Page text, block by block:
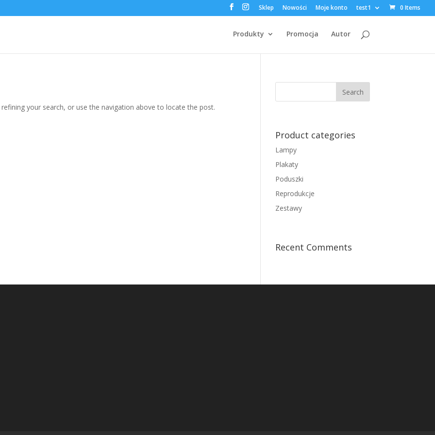
Sklep Nowości Moje konto test1 0 Items
Produkty Promocja Autor
your search, or use the navigation above to locate the post.
Product categories
Lampy
Plakaty
Poduszki
Reprodukcje
Zestawy
Recent Comments